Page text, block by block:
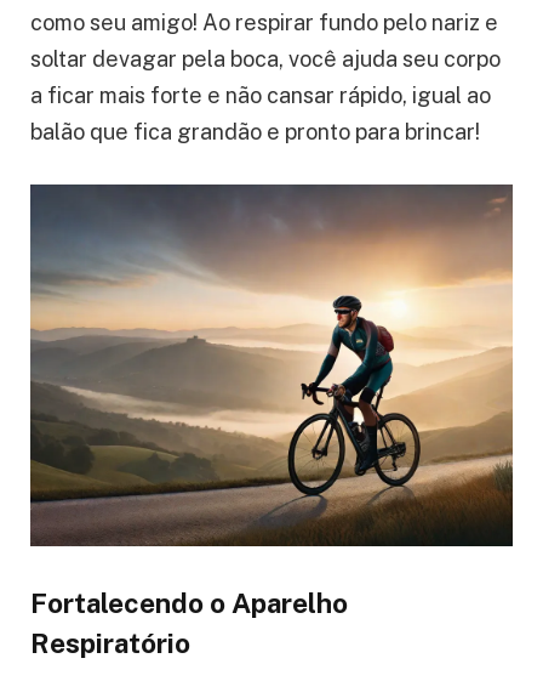
como seu amigo! Ao respirar fundo pelo nariz e
soltar devagar pela boca, você ajuda seu corpo
a ficar mais forte e não cansar rápido, igual ao
balão que fica grandão e pronto para brincar!
Fortalecendo o Aparelho
Respiratório